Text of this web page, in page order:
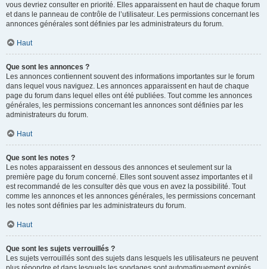
vous devriez consulter en priorité. Elles apparaissent en haut de chaque forum
et dans le panneau de contrôle de l’utilisateur. Les permissions concernant les
annonces générales sont définies par les administrateurs du forum.
Haut
Que sont les annonces ?
Les annonces contiennent souvent des informations importantes sur le forum
dans lequel vous naviguez. Les annonces apparaissent en haut de chaque
page du forum dans lequel elles ont été publiées. Tout comme les annonces
générales, les permissions concernant les annonces sont définies par les
administrateurs du forum.
Haut
Que sont les notes ?
Les notes apparaissent en dessous des annonces et seulement sur la
première page du forum concerné. Elles sont souvent assez importantes et il
est recommandé de les consulter dès que vous en avez la possibilité. Tout
comme les annonces et les annonces générales, les permissions concernant
les notes sont définies par les administrateurs du forum.
Haut
Que sont les sujets verrouillés ?
Les sujets verrouillés sont des sujets dans lesquels les utilisateurs ne peuvent